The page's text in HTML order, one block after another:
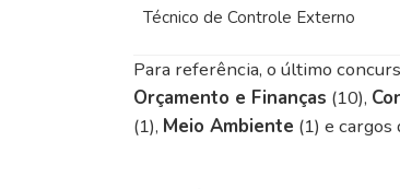
Técnico de Controle Externo
Para referência, o último
Orçamento e Finanças (10),
(1), Meio Ambiente (1) e cargos